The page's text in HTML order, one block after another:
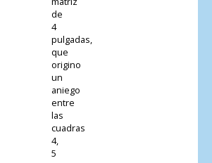
de
4
pulgadas,
que
origino
un
aniego
entre
las
cuadras
4,
5